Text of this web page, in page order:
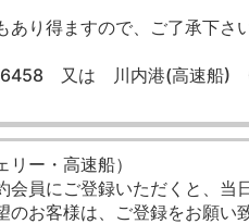
り得ますので、ご了承下さい
6458 又は 川内港(高速船)
ー・高速船）
会員にご登録いただくと、当
お客様は、ご登録をお願い